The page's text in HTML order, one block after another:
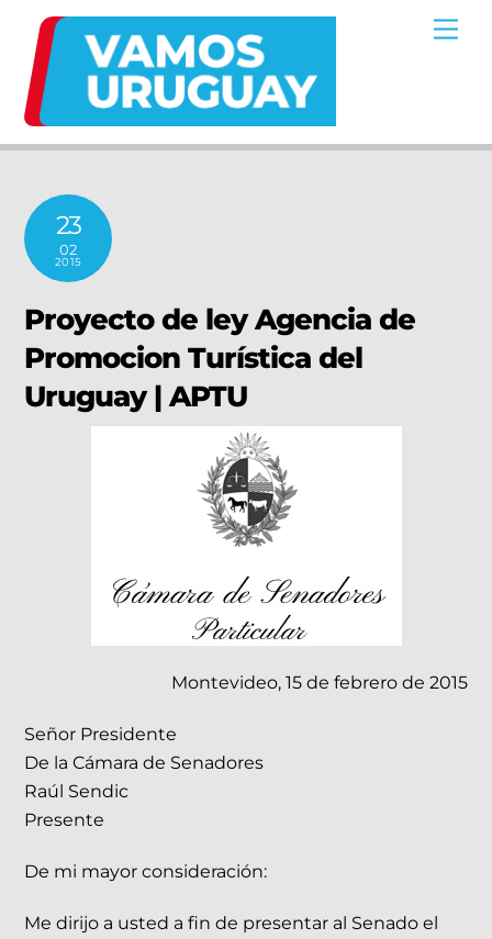
content
23
02
2015
Proyecto de ley Agencia de
Promocion Turística del
Uruguay | APTU
Montevideo, 15 de febrero de 2015
Señor Presidente
De la Cámara de Senadores
Raúl Sendic
Presente
De mi mayor consideración:
Me dirijo a usted a fin de presentar al Senado el